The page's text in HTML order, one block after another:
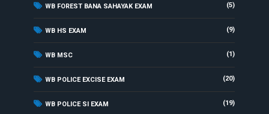
WB FOREST BANA SAHAYAK EXAM (5)
WB HS EXAM (9)
WB MSC (1)
WB POLICE EXCISE EXAM (20)
WB POLICE SI EXAM (19)